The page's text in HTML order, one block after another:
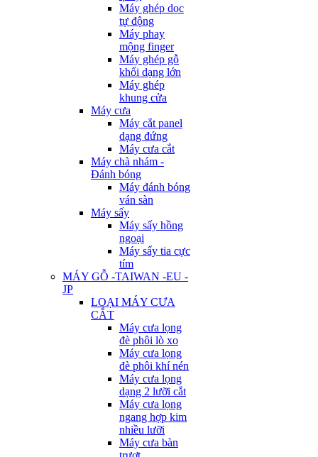
Máy ghép dọc
tự động
Máy phay
mộng finger
Máy ghép gỗ
khối dạng lớn
Máy ghép
khung cửa
Máy cưa
Máy cắt panel
dạng đứng
Máy cưa cắt
Máy chà nhám -
Đánh bóng
Máy đánh bóng
ván sàn
Máy sấy
Máy sấy hồng
ngoại
Máy sấy tia cực
tím
MÁY GỖ -TAIWAN -EU -
JP
LOẠI MÁY CƯA
CẮT
Máy cưa lọng
đè phôi lò xo
Máy cưa lọng
đè phôi khí nén
Máy cưa lọng
dạng 2 lưỡi cắt
Máy cưa lọng
ngang hợp kim
nhiều lưỡi
Máy cưa bàn